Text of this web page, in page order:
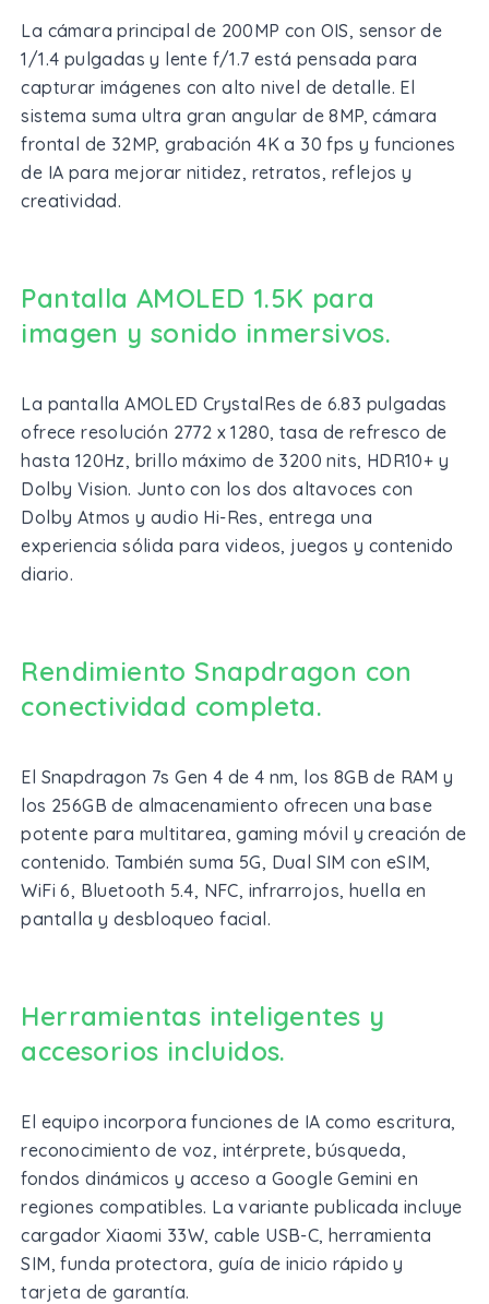
La cámara principal de 200MP con OIS, sensor de
1/1.4 pulgadas y lente f/1.7 está pensada para
capturar imágenes con alto nivel de detalle. El
sistema suma ultra gran angular de 8MP, cámara
frontal de 32MP, grabación 4K a 30 fps y funciones
de IA para mejorar nitidez, retratos, reflejos y
creatividad.
Pantalla AMOLED 1.5K para
imagen y sonido inmersivos.
La pantalla AMOLED CrystalRes de 6.83 pulgadas
ofrece resolución 2772 x 1280, tasa de refresco de
hasta 120Hz, brillo máximo de 3200 nits, HDR10+ y
Dolby Vision. Junto con los dos altavoces con
Dolby Atmos y audio Hi-Res, entrega una
experiencia sólida para videos, juegos y contenido
diario.
Rendimiento Snapdragon con
conectividad completa.
El Snapdragon 7s Gen 4 de 4 nm, los 8GB de RAM y
los 256GB de almacenamiento ofrecen una base
potente para multitarea, gaming móvil y creación de
contenido. También suma 5G, Dual SIM con eSIM,
WiFi 6, Bluetooth 5.4, NFC, infrarrojos, huella en
pantalla y desbloqueo facial.
Herramientas inteligentes y
accesorios incluidos.
El equipo incorpora funciones de IA como escritura,
reconocimiento de voz, intérprete, búsqueda,
fondos dinámicos y acceso a Google Gemini en
regiones compatibles. La variante publicada incluye
cargador Xiaomi 33W, cable USB-C, herramienta
SIM, funda protectora, guía de inicio rápido y
tarjeta de garantía.